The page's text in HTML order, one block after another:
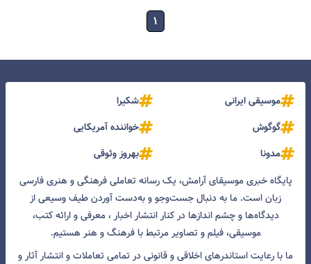
۱
موسیقی ایرانی
شکیرا
گوگوش
خواننده آمریکایی
مدونا
بهروز وثوقی
پایگاه خبری موسیقای آرامش، یک رسانه تعاملی فرهنگی و هنری فارسی
زبان است. ما به دنبال جست‌و‌جو و به‌دست آوردن طیف وسیعی از
دیدگاه‌ها و چشم انداز‌ها در کنار انتشار اخبار ، معرفی و ارائه کتب،
موسیقی، فیلم و تصاویر مرتبط با فرهنگ و هنر هستیم.
ما با رعایت استاندرهای اخلاقی و قانونی در تمامی تعاملات و انتشار آثار و